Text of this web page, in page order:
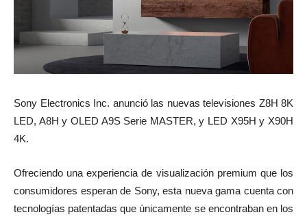
Sony Electronics Inc. anunció las nuevas televisiones Z8H 8K
LED, A8H y OLED A9S Serie MASTER, y LED X95H y X90H
4K.
Ofreciendo una experiencia de visualización premium que los
consumidores esperan de Sony, esta nueva gama cuenta con
tecnologías patentadas que únicamente se encontraban en los